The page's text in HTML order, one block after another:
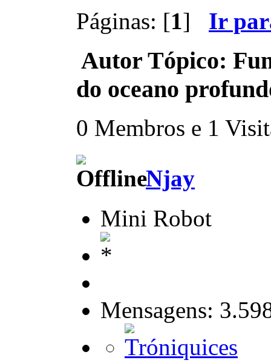
Páginas: [1] Ir
Autor Tópico:
do oceano
0 Membros e 1
Njay
Mini Robot
Mensagens: